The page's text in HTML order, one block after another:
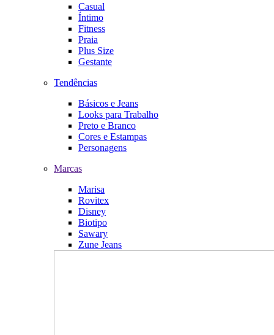
Casual
Íntimo
Fitness
Praia
Plus Size
Gestante
Tendências
Básicos e Jeans
Looks para Trabalho
Preto e Branco
Cores e Estampas
Personagens
Marcas
Marisa
Rovitex
Disney
Biotipo
Sawary
Zune Jeans